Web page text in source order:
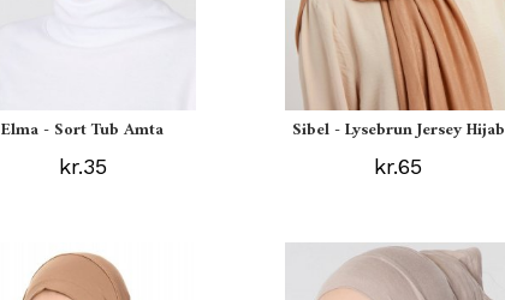
Elma - Sort Tub Amta
kr.35
Sibel - Lysebrun Jersey Hijab
kr.65